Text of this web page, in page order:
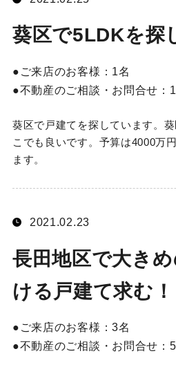
葵区で5LDKを探
ご来店のお客様： 1名
不動産のご相談・お問合せ：
葵区で戸建てを探しています。
こでも良いです。予算は4000万
ます。
2021.02.23
長田地区で大き
ける戸建て求む！
ご来店のお客様：3名
不動産のご相談・お問合せ：